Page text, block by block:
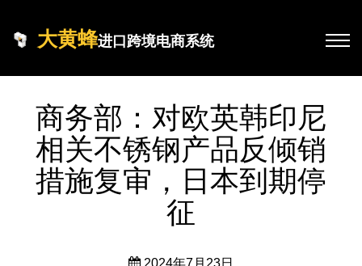
大黄蜂进口跨境电商系统
商务部：对欧英韩印尼
相关不锈钢产品反倾销
措施复审，日本到期停
征
2024年7月23日